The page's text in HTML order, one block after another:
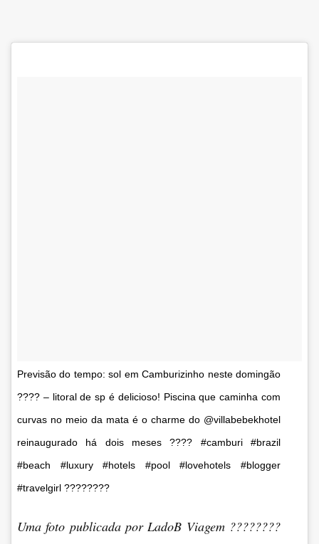
Previsão do tempo: sol em Camburizinho neste domingão
???? – litoral de sp é delicioso! Piscina que caminha com
curvas no meio da mata é o charme do @villabebekhotel
reinaugurado há dois meses ???? #camburi #brazil
#beach #luxury #hotels #pool #lovehotels #blogger
#travelgirl ????????
Uma foto publicada por LadoB Viagem ????????